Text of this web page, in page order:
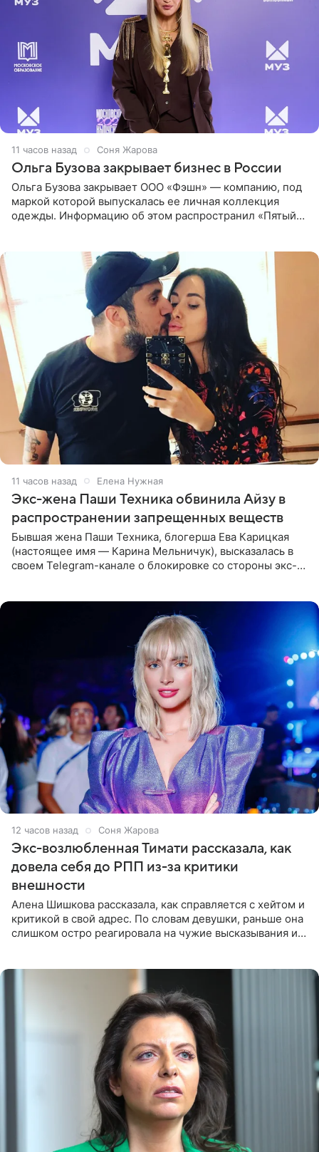
11 часов назад Соня Жарова
Ольга Бузова закрывает бизнес в России
Ольга Бузова закрывает ООО «Фэшн» — компанию, под
маркой которой выпускалась ее личная коллекция
одежды. Информацию об этом распространил «Пятый
11 часов назад Елена Нужная
Экс-жена Паши Техника обвинила Айзу в
распространении запрещенных веществ
Бывшая жена Паши Техника, блогерша Ева Карицкая
(настоящее имя — Карина Мельничук), высказалась в
своем Telegram-канале о блокировке со стороны экс-
12 часов назад Соня Жарова
Экс-возлюбленная Тимати рассказала, как
довела себя до РПП из-за критики
внешности
Алена Шишкова рассказала, как справляется с хейтом и
критикой в свой адрес. По словам девушки, раньше она
слишком остро реагировала на чужие высказывания и